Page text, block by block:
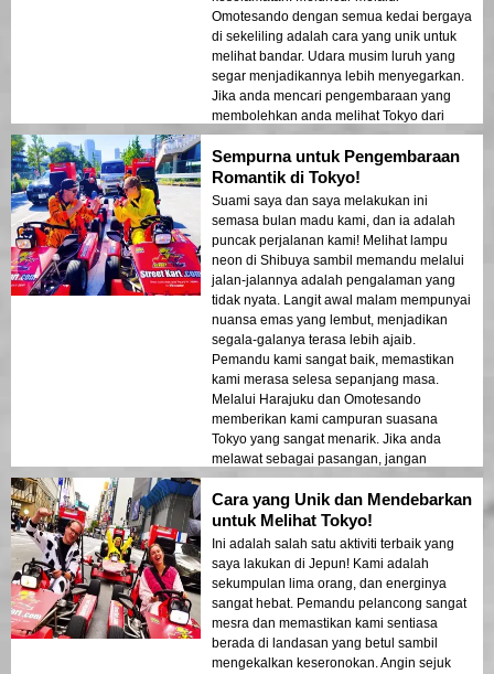
Omotesando dengan semua kedai bergaya
di sekeliling adalah cara yang unik untuk
melihat bandar. Udara musim luruh yang
segar menjadikannya lebih menyegarkan.
Jika anda mencari pengembaraan yang
membolehkan anda melihat Tokyo dari
sudut yang baru, inilah cara untuk
melakukannya! 🚗✨
Sempurna untuk Pengembaraan
Romantik di Tokyo!
Suami saya dan saya melakukan ini
semasa bulan madu kami, dan ia adalah
puncak perjalanan kami! Melihat lampu
neon di Shibuya sambil memandu melalui
jalan-jalannya adalah pengalaman yang
tidak nyata. Langit awal malam mempunyai
nuansa emas yang lembut, menjadikan
segala-galanya terasa lebih ajaib.
Pemandu kami sangat baik, memastikan
kami merasa selesa sepanjang masa.
Melalui Harajuku dan Omotesando
memberikan kami campuran suasana
Tokyo yang sangat menarik. Jika anda
melawat sebagai pasangan, jangan
lepaskan peluang ini!
Cara yang Unik dan Mendebarkan
untuk Melihat Tokyo!
Ini adalah salah satu aktiviti terbaik yang
saya lakukan di Jepun! Kami adalah
sekumpulan lima orang, dan energinya
sangat hebat. Pemandu pelancong sangat
mesra dan memastikan kami sentiasa
berada di landasan yang betul sambil
mengekalkan keseronokan. Angin sejuk